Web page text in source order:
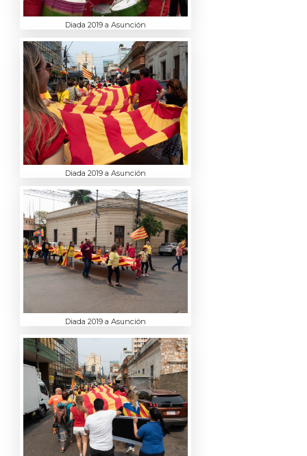
Diada 2019 a Asunción
Diada 2019 a Asunción
Diada 2019 a Asunción